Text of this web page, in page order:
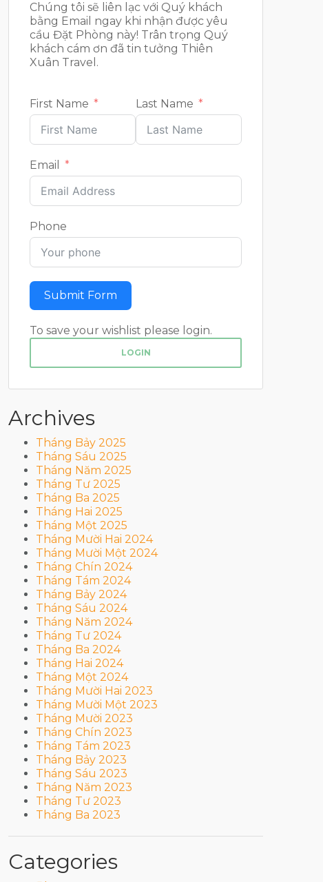
Chúng tôi sẽ liên lạc với Quý khách
bằng Email ngay khi nhận được yêu
cầu Đặt Phòng này! Trân trọng Quý
khách cám ơn đã tin tưởng Thiên
Xuân Travel.
First Name Last Name
Email
Phone
Submit Form
To save your wishlist please login.
LOGIN
Archives
Tháng Bảy 2025
Tháng Sáu 2025
Tháng Năm 2025
Tháng Tư 2025
Tháng Ba 2025
Tháng Hai 2025
Tháng Một 2025
Tháng Mười Hai 2024
Tháng Mười Một 2024
Tháng Chín 2024
Tháng Tám 2024
Tháng Bảy 2024
Tháng Sáu 2024
Tháng Năm 2024
Tháng Tư 2024
Tháng Ba 2024
Tháng Hai 2024
Tháng Một 2024
Tháng Mười Hai 2023
Tháng Mười Một 2023
Tháng Mười 2023
Tháng Chín 2023
Tháng Tám 2023
Tháng Bảy 2023
Tháng Sáu 2023
Tháng Năm 2023
Tháng Tư 2023
Tháng Ba 2023
Categories